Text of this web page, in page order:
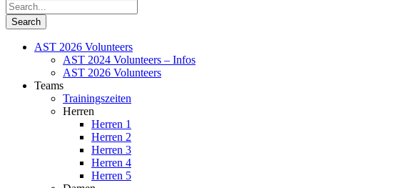
AST 2026 Volunteers
AST 2024 Volunteers – Infos
AST 2026 Volunteers
Teams
Trainingszeiten
Herren
Herren 1
Herren 2
Herren 3
Herren 4
Herren 5